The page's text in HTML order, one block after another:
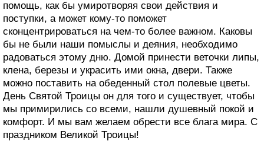
помощь, как бы умиротворяя свои действия и
поступки, а может кому-то поможет
сконцентрироваться на чем-то более важном. Каковы
бы не были наши помыслы и деяния, необходимо
радоваться этому дню. Домой принести веточки липы,
клена, березы и украсить ими окна, двери. Также
можно поставить на обеденный стол полевые цветы.
День Святой Троицы он для того и существует, чтобы
мы примирились со всеми, нашли душевный покой и
комфорт. И мы вам желаем обрести все блага мира. С
праздником Великой Троицы!